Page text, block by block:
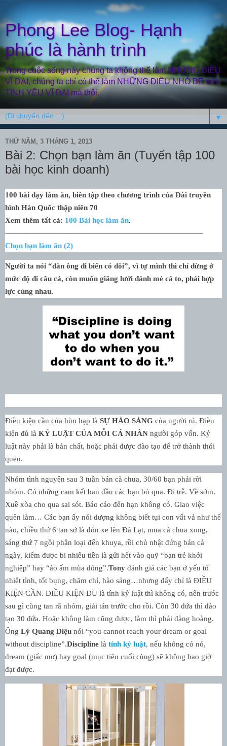
Phong Lee Blog- Hạnh
phúc là hành trình
Trong cuộc sống này chúng ta không thể làm NHỮNG ĐIỀU
VĨ ĐẠI, chúng ta chỉ có thể làm NHỮNG ĐIỀU NHỎ BÉ với
TÌNH YÊU VĨ ĐẠI mà thôi.
▼
THỨ NĂM, 3 THÁNG 1, 2013
Bài 2: Chọn bạn làm ăn (Tuyển tập 100
bài học kinh doanh)
100 bài dạy làm ăn, biên tập theo chương trình của Đài truyền
hình Hàn Quốc thập niên 70
Xem thêm tất cả: 100 Bài học làm ăn.
——————————————————————————
Chọn bạn làm ăn (2)
Người ta nói “đàn ông đi biển có đôi”, vì tự mình thì chỉ dừng ở
mức độ đi câu cá, còn muốn giăng lưới đánh mẻ cá to, phải hợp
lực cùng nhau.
Điều kiện cần của hùn hạp là SỰ HÀO SẢNG của người rủ. Điều
kiện đủ là KỶ LUẬT CỦA MỖI CÁ NHÂN người góp vốn. Kỷ
luật này phải là bản chất, hoặc phải được đào tạo để trở thành thói
quen.
Nhóm tình nguyện sau 3 tuần bán cà chua, 30/60 bạn phải rời
nhóm. Có những cam kết ban đầu các bạn bỏ qua. Đi trễ. Về sớm.
Xuề xòa cho qua sai sót. Báo cáo đến hạn không có. Giao việc
quên làm… Các bạn ấy nói dượng không biết tụi con vất vả như thế
nào, chiều thứ 6 tan sở là đón xe lên Đà Lạt, mua cà chua xong,
sáng thứ 7 ngồi phân loại đến khuya, rồi chủ nhật đứng bán cả
ngày, kiếm được bi nhiêu tiền là gửi hết vào quỹ “bạn trẻ khởi
nghiệp” hay “áo ấm mùa đông”.Tony đánh giá các bạn ở yếu tố
nhiệt tình, tốt bụng, chăm chỉ, hào sảng…nhưng đấy chỉ là ĐIỀU
KIỆN CẦN. ĐIỀU KIỆN ĐỦ là tính kỷ luật thì không có, nên trước
sau gì cũng tan rã nhóm, giải tán trước cho rồi. Còn 30 đứa thì đào
tạo 30 đứa. Hoặc không làm cũng được, làm thì phải đàng hoàng.
Ông Lý Quang Diệu nói “you cannot reach your dream or goal
without discipline”.Discipline là tính kỷ luật, nếu không có nó,
dream (giấc mơ) hay goal (mục tiêu cuối cùng) sẽ không bao giờ
đạt được.